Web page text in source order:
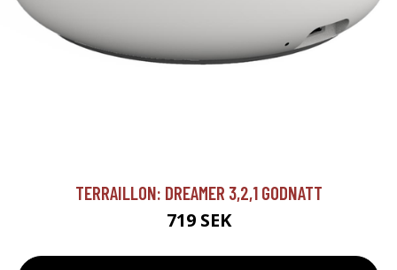
TERRAILLON: DREAMER 3,2,1 GODNATT
719 SEK